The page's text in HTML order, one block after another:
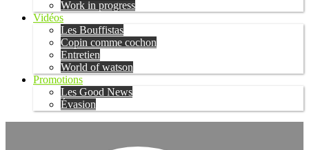
Work in progress
Vidéos
Les Bouffistas
Copin comme cochon
Entretien
World of watson
Promotions
Les Good News
Évasion